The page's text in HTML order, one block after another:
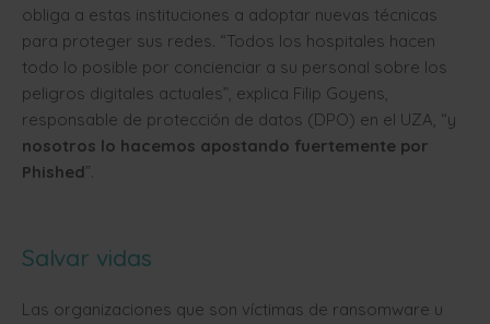
obliga a estas instituciones a adoptar nuevas técnicas
para proteger sus redes. “Todos los hospitales hacen
todo lo posible por concienciar a su personal sobre los
peligros digitales actuales”, explica Filip Goyens,
responsable de protección de datos (DPO) en el UZA, “y
nosotros lo hacemos apostando fuertemente por
Phished”.
Salvar vidas
Las organizaciones que son víctimas de ransomware u